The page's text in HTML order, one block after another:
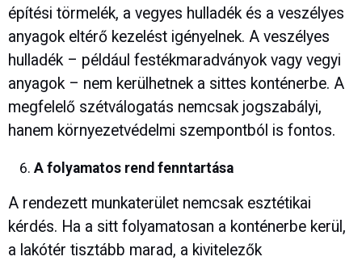
építési törmelék, a vegyes hulladék és a veszélyes
anyagok eltérő kezelést igényelnek. A veszélyes
hulladék – például festékmaradványok vagy vegyi
anyagok – nem kerülhetnek a sittes konténerbe. A
megfelelő szétválogatás nemcsak jogszabályi,
hanem környezetvédelmi szempontból is fontos.
A folyamatos rend fenntartása
A rendezett munkaterület nemcsak esztétikai
kérdés. Ha a sitt folyamatosan a konténerbe kerül,
a lakótér tisztább marad, a kivitelezők